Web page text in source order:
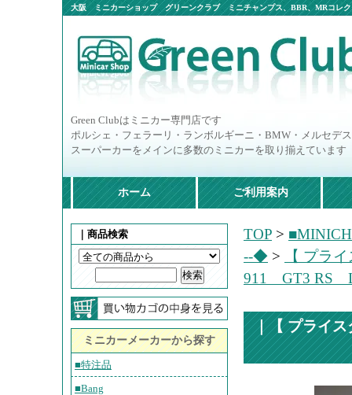
大阪 ミニカーショップ グリーンクラブ ミニチャンプス、BBR、MRコレ
Green Clubはミニカー専門店です
ポルシェ・フェラーリ・ランボルギーニ・BMW・メルセデ
スーパーカーをメインに多数のミニカーを取り揃えています
ホーム ご利用案内
｜商品検索
ミニカーメーカーから探す
■特注品
■Bang
TOP >
--◆ >
【 プラ
911 GT3 RS
｜【 プライ